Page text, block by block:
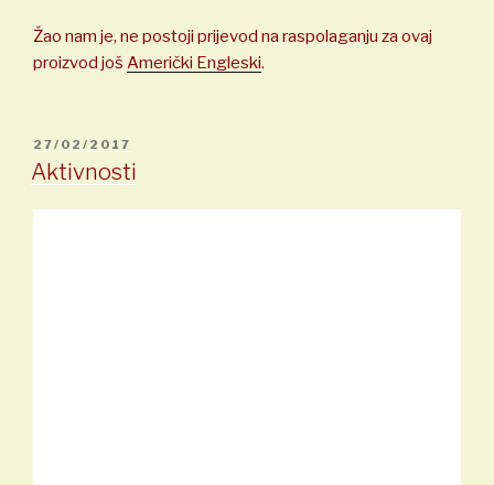
Žao nam je, ne postoji prijevod na raspolaganju za ovaj
proizvod još Američki Engleski.
OBJAVLJENO
27/02/2017
Aktivnosti